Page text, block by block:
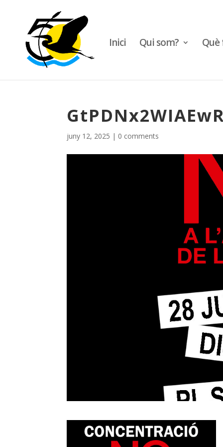
Inici Qui som? Què
juny 12, 2025 | 0 comments